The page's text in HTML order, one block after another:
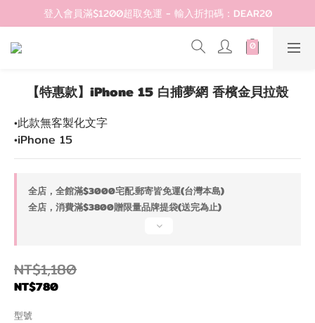
登入會員滿$1200超取免運 - 輸入折扣碼：DEAR20
登入會員滿$1200超取免運 - 輸入折扣碼：DEAR20
歡迎首購!滿1000全館95折! 新客領卷去~
【特惠款】iPhone 15 白捕夢網 香檳金貝拉殼
•此款無客製化文字
•iPhone 15
全店，全館滿$3000宅配.郵寄皆免運(台灣本島)
全店，消費滿$3800贈限量品牌提袋(送完為止)
NT$1,180
NT$780
型號